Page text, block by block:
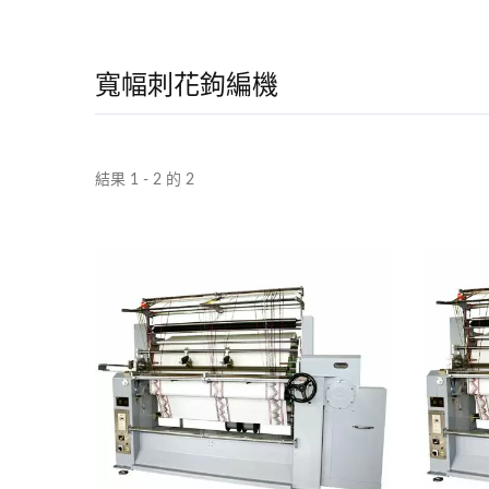
寬幅刺花鉤編機
結果 1 - 2 的 2